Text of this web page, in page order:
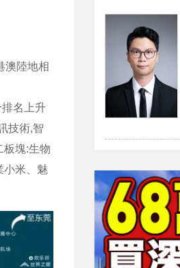
澳陸地相
名上升
技術,智
板塊:生物
小米、魅